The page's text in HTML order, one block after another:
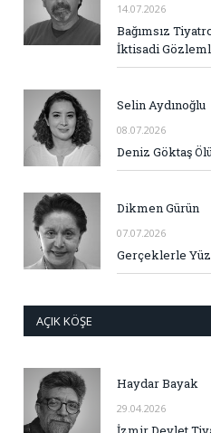
14.07.2026
Bağımsız
İktisadi
Selin Aydınoğlu
08.07.2026
Deniz Göktaş
Dikmen Gürün
07.07.2026
Gerçeklerle
AÇIK KÖŞE
Haydar Bayak
29.04.2026